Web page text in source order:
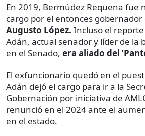
En 2019, Bermúdez Requena fue
cargo por el entonces gobernador
Augusto López. Incluso el
Adán, actual senador y líder de la
en el Senado, era aliado del
El exfuncionario quedó en el
Adán dejó el cargo para ir a la
Gobernación por iniciativa de
renunció en el 2024 ante el
en el estado.